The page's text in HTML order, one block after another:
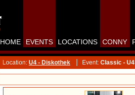
HOME EVENTS LOCATIONS CONNY
Location: U4 - Diskothek Event: Classic - U4